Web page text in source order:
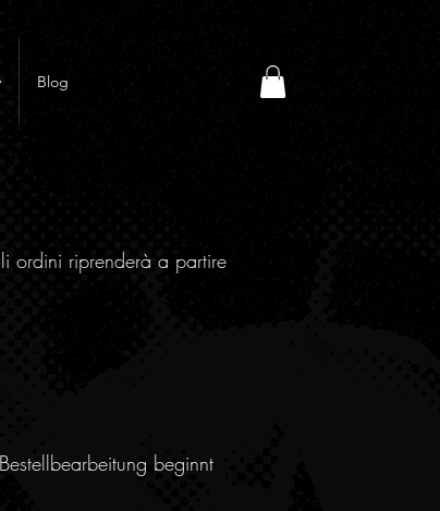
Blog
ordini riprenderà a partire
beginnt